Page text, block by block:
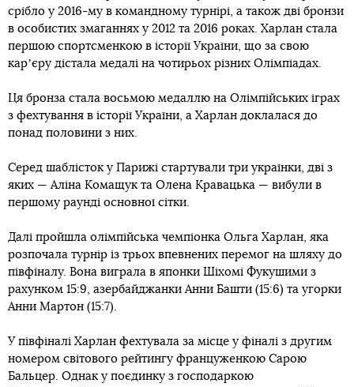
срібло у 2016-му в командному турнірі, а також дві бронзи
в особистих змаганнях у 2012 та 2016 роках. Харлан стала
першою спортсменкою в історії України, що за свою
карʼєру дістала медалі на чотирьох різних Олімпіадах.
Ця бронза стала восьмою медаллю на Олімпійських іграх
з фехтування в історії України, а Харлан доклалася до
понад половини з них.
Серед шаблісток у Парижі стартували три українки, дві з
яких — Аліна Комащук та Олена Кравацька — вибули в
першому раунді основної сітки.
Далі пройшла олімпійська чемпіонка Ольга Харлан, яка
розпочала турнір із трьох впевнених перемог на шляху до
півфіналу. Вона виграла в японки Шіхомі Фукушими з
рахунком 15:9, азербайджанки Анни Башти (15:6) та угорки
Анни Мартон (15:7).
У півфіналі Харлан фехтувала за місце у фіналі з другим
номером світового рейтингу француженкою Сарою
Бальцер. Однак у поєдинку з господаркою